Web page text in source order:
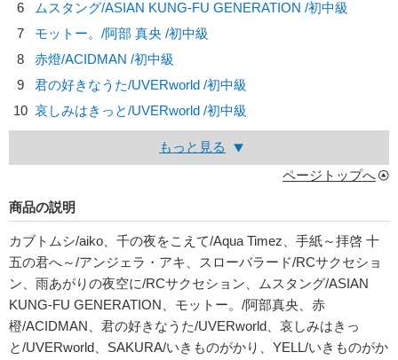
6
ムスタング/ASIAN KUNG-FU GENERATION /初中級
7
モットー。/阿部 真央 /初中級
8
赤燈/ACIDMAN /初中級
9
君の好きなうた/UVERworld /初中級
10 哀しみはきっと/UVERworld /初中級
もっと見る
ページトップへ
商品の説明
カブトムシ/aiko、千の夜をこえて/Aqua Timez、手紙～拝啓 十
五の君へ～/アンジェラ・アキ、スローバラード/RCサクセショ
ン、雨あがりの夜空に/RCサクセション、ムスタング/ASIAN
KUNG-FU GENERATION、モットー。/阿部真央、赤
橙/ACIDMAN、君の好きなうた/UVERworld、哀しみはきっ
と/UVERworld、SAKURA/いきものがかり、YELL/いきものがか